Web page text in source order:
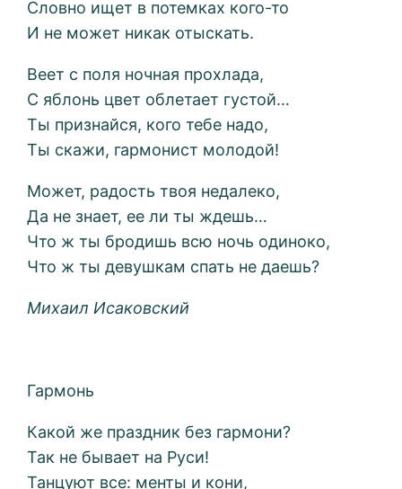
Словно ищет в потемках кого-то
И не может никак отыскать.
Веет с поля ночная прохлада,
С яблонь цвет облетает густой…
Ты признайся, кого тебе надо,
Ты скажи, гармонист молодой!
Может, радость твоя недалеко,
Да не знает, ее ли ты ждешь…
Что ж ты бродишь всю ночь одиноко,
Что ж ты девушкам спать не даешь?
Михаил Исаковский
Гармонь
Какой же праздник без гармони?
Так не бывает на Руси!
Танцуют все: менты и кони,